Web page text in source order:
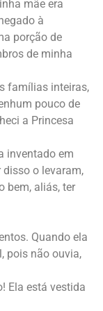
mãe era
à
porção de
de minha
famílias inteiras,
pouco de
a Princesa
inventado em
disso o levaram,
bem, aliás, ter
Quando ela
pois não ouvia,
Ela está vestida